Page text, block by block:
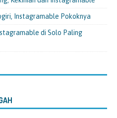
Instagramable Pokoknya
di Solo Paling